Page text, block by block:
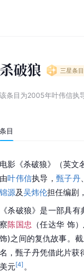
杀破狼 三星条目
该条目为2005年叶伟信执
条目
电影《杀破狼》（英文
由叶伟信执导，甄子丹
锦源及吴炜伦担任编剧
《杀破狼》是一部具有
察陈国忠 （任达华 饰
饰)之间的复仇故事。
名，甄子丹凭借此片获
美元[4] 。